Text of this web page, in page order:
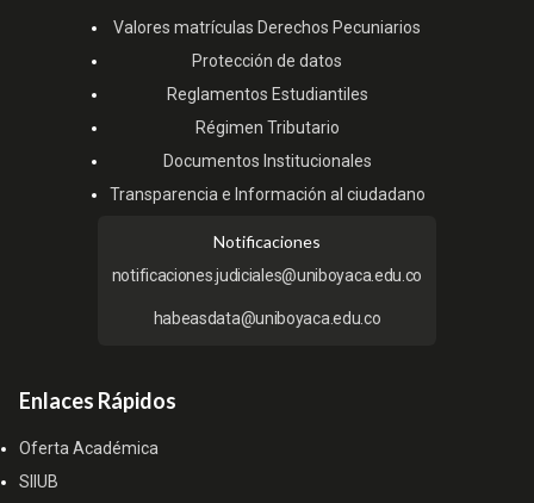
Valores matrículas Derechos Pecuniarios
Protección de datos
Reglamentos Estudiantiles
Régimen Tributario
Documentos Institucionales
Transparencia e Información al ciudadano
Notificaciones
notificaciones.judiciales@uniboyaca.edu.co
habeasdata@uniboyaca.edu.co
Enlaces Rápidos
Oferta Académica
SIIUB